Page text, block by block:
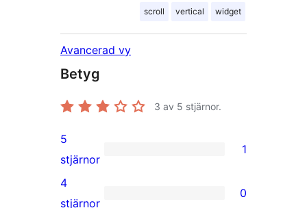
scroll vertical widget
Avancerad vy
Betyg
3 av 5 stjärnor.
1
5-
stjärnig
5
stjärnor
1
0
4
stjärnor
0